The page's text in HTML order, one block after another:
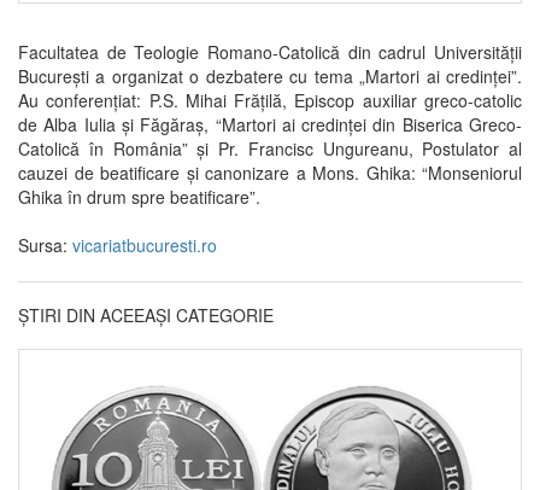
Facultatea de Teologie Romano-Catolică din cadrul Universității
București a organizat o dezbatere cu tema „Martori ai credinței”.
Au conferențiat: P.S. Mihai Frățilă, Episcop auxiliar greco-catolic
de Alba Iulia și Făgăraș, “Martori ai credinței din Biserica Greco-
Catolică în România” și Pr. Francisc Ungureanu, Postulator al
cauzei de beatificare și canonizare a Mons. Ghika: “Monseniorul
Ghika în drum spre beatificare”.
Sursa: vicariatbucuresti.ro
ȘTIRI DIN ACEEAȘI CATEGORIE